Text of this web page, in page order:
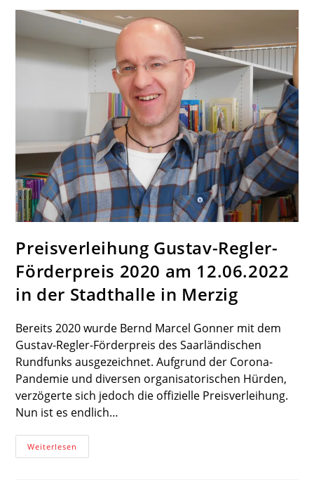
Preisverleihung Gustav-Regler-
Förderpreis 2020 am 12.06.2022
in der Stadthalle in Merzig
Bereits 2020 wurde Bernd Marcel Gonner mit dem
Gustav-Regler-Förderpreis des Saarländischen
Rundfunks ausgezeichnet. Aufgrund der Corona-
Pandemie und diversen organisatorischen Hürden,
verzögerte sich jedoch die offizielle Preisverleihung.
Nun ist es endlich…
Weiterlesen
Gustav-